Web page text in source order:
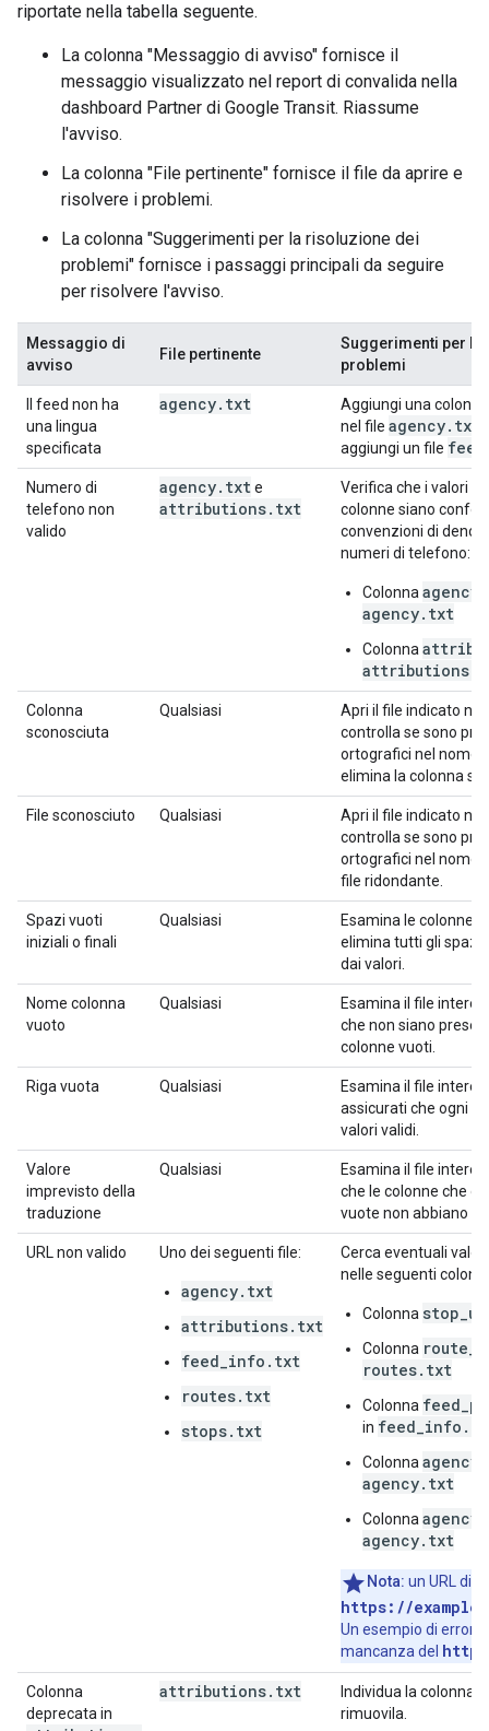
riportate nella tabella seguente.
La colonna "Messaggio di avviso" fornisce il
messaggio visualizzato nel report di convalida nella
dashboard Partner di Google Transit. Riassume
l'avviso.
La colonna "File pertinente" fornisce il file da aprire e
risolvere i problemi.
La colonna "Suggerimenti per la risoluzione dei
problemi" fornisce i passaggi principali da seguire
per risolvere l'avviso.
Messaggio di
avviso
File pertinente
Suggerimenti per
problemi
Il feed non ha
una lingua
specificata
agency. txt
Aggiungi una
nel file agency. txt
aggiungi un file feed
Numero di
telefono non
valido
agency. txte
attributions. txt
Verifica che i valori
colonne siano
convenzioni di
numeri di telefono:
Colonna
agency.txt
Colonna
Colonna
sconosciuta
Qualsiasi
Apri il file indicato
controlla se sono
ortografici nel nome
elimina la colonna se
File sconosciuto Qualsiasi
Apri il file indicato
controlla se sono
ortografici nel nome
file ridondante.
Spazi vuoti
iniziali o finali
Qualsiasi
Esamina le colonne
elimina tutti gli spazi
dai valori.
Nome colonna
vuoto
Qualsiasi
Esamina il file
che non siano
colonne vuoti.
Riga vuota Qualsiasi
Esamina il file
assicurati che ogni
valori validi.
Valore
imprevisto della
traduzione
Qualsiasi
Esamina il file
che le colonne che
vuote non abbiano
URL non valido Uno dei seguenti file:
agency.txt
attributions.txt
feed_info.txt
routes.txt
stops.txt
Cerca eventuali
nelle seguenti
Colonna
Colonna
routes.txt
Colonna
in
Colonna
agency.txt
Colonna
agency.txt
Nota: un URL di
https://
Un esempio di errore
mancanza del
Colonna
deprecata in
attributions. txt
Individua la colonna
rimuovila.